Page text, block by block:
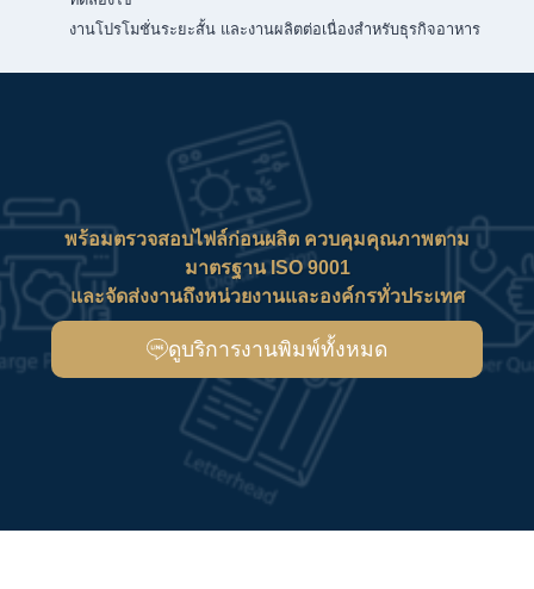
งานโปรโมชั่นระยะสั้น และงานผลิตต่อเนื่องสำหรับธุรกิจอาหาร
พร้อมตรวจสอบไฟล์ก่อนผลิต ควบคุมคุณภาพตาม
มาตรฐาน ISO 9001
และจัดส่งงานถึงหน่วยงานและองค์กรทั่วประเทศ
ดูบริการงานพิมพ์ทั้งหมด